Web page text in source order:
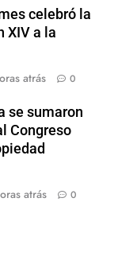
celebró la
XIV a la
atrás 0
se sumaron
Congreso
atrás 0